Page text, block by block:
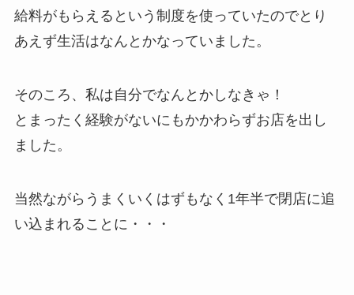
給料がもらえるという制度を使っていたのでとり
あえず生活はなんとかなっていました。
そのころ、私は自分でなんとかしなきゃ！
とまったく経験がないにもかかわらずお店を出し
ました。
当然ながらうまくいくはずもなく1年半で閉店に追
い込まれることに・・・